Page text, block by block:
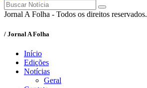
Jornal A Folha - Todos os direitos reservados.
/ Jornal A Folha
Início
Edições
Notícias
Geral